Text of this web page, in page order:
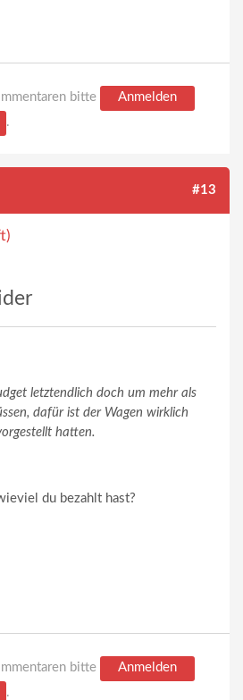
bitte
Anmelden
.
#13
letztendlich doch um mehr als
dafür ist der Wagen wirklich
hatten.
du bezahlt hast?
bitte
Anmelden
.